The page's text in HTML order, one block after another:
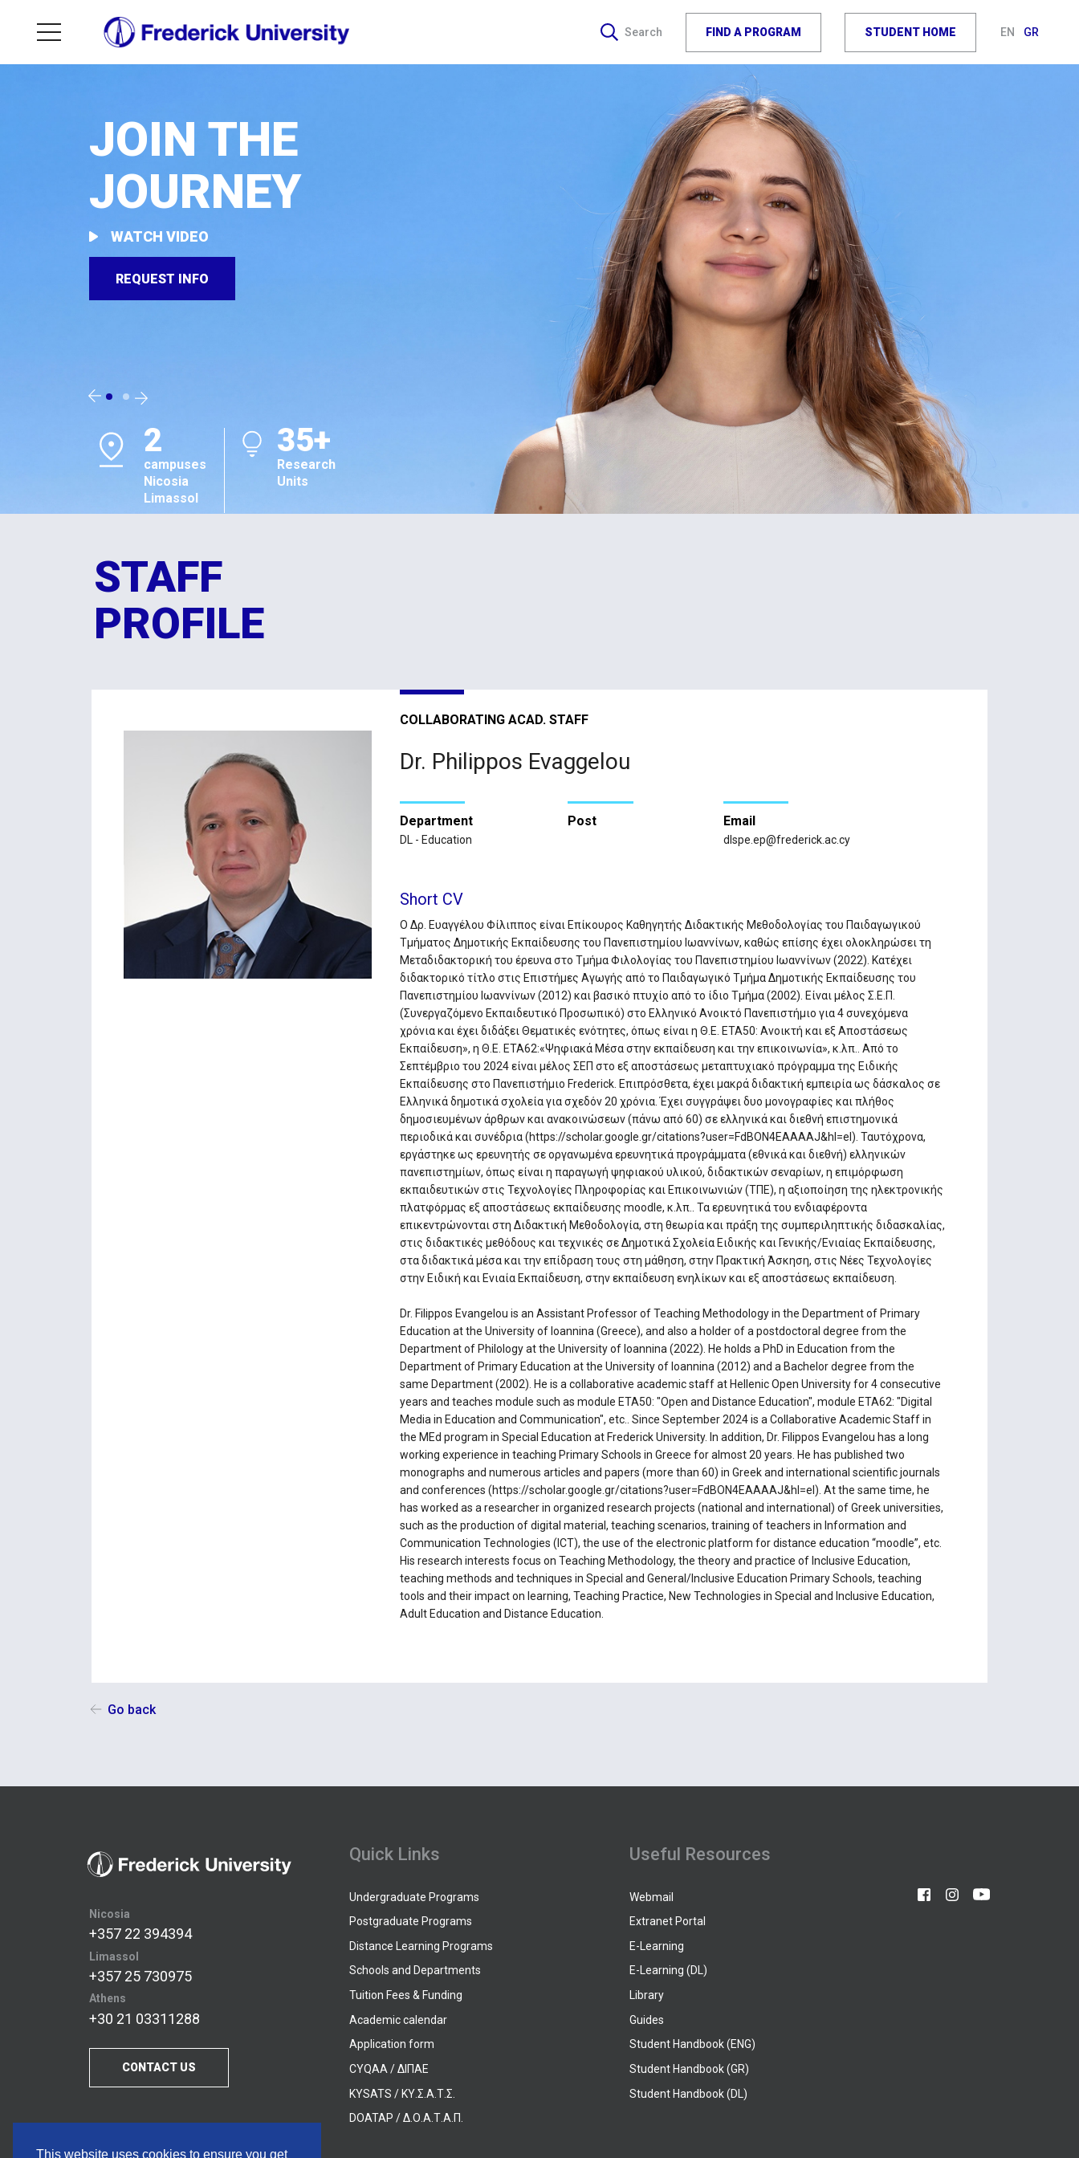
This website uses cookies to ensure you get
Search FIND A PROGRAM STUDENT HOME EN GR
JOIN THE
JOURNEY
WATCH VIDEO
REQUEST INFO
2
campuses
Nicosia
Limassol
35+
Research
Units
#1
in Cyprus
Sustainability
Ratings 2026
Ratings 2026
5
Schools
STAFF
PROFILE
COLLABORATING ACAD. STAFF
Dr. Philippos Evaggelou
Department
DL - Education
Post Email
dlspe.ep@frederick.ac.cy
Short CV
Ο Δρ. Ευαγγέλου Φίλιππος είναι Επίκουρος Καθηγητής Διδακτικής Μεθοδολογίας του Παιδαγωγικού
Τμήματος Δημοτικής Εκπαίδευσης του Πανεπιστημίου Ιωαννίνων, καθώς επίσης έχει ολοκληρώσει τη
Μεταδιδακτορική του έρευνα στο Τμήμα Φιλολογίας του Πανεπιστημίου Ιωαννίνων (2022). Κατέχει
διδακτορικό τίτλο στις Επιστήμες Αγωγής από το Παιδαγωγικό Τμήμα Δημοτικής Εκπαίδευσης του
Πανεπιστημίου Ιωαννίνων (2012) και βασικό πτυχίο από το ίδιο Τμήμα (2002). Είναι μέλος Σ.Ε.Π.
(Συνεργαζόμενο Εκπαιδευτικό Προσωπικό) στο Ελληνικό Ανοικτό Πανεπιστήμιο για 4 συνεχόμενα
χρόνια και έχει διδάξει Θεματικές ενότητες, όπως είναι η Θ.Ε. ΕΤΑ50: Ανοικτή και εξ Αποστάσεως
Εκπαίδευση», η Θ.Ε. ΕΤΑ62:«Ψηφιακά Μέσα στην εκπαίδευση και την επικοινωνία», κ.λπ.. Από το
Σεπτέμβριο του 2024 είναι μέλος ΣΕΠ στο εξ αποστάσεως μεταπτυχιακό πρόγραμμα της Ειδικής
Εκπαίδευσης στο Πανεπιστήμιο Frederick. Επιπρόσθετα, έχει μακρά διδακτική εμπειρία ως δάσκαλος σε
Ελληνικά δημοτικά σχολεία για σχεδόν 20 χρόνια. Έχει συγγράψει δυο μονογραφίες και πλήθος
δημοσιευμένων άρθρων και ανακοινώσεων (πάνω από 60) σε ελληνικά και διεθνή επιστημονικά
περιοδικά και συνέδρια (https://scholar.google.gr/citations?user=FdBON4EAAAAJ&hl=el). Ταυτόχρονα,
εργάστηκε ως ερευνητής σε οργανωμένα ερευνητικά προγράμματα (εθνικά και διεθνή) ελληνικών
πανεπιστημίων, όπως είναι η παραγωγή ψηφιακού υλικού, διδακτικών σεναρίων, η επιμόρφωση
εκπαιδευτικών στις Τεχνολογίες Πληροφορίας και Επικοινωνιών (ΤΠΕ), η αξιοποίηση της ηλεκτρονικής
πλατφόρμας εξ αποστάσεως εκπαίδευσης moodle, κ.λπ.. Τα ερευνητικά του ενδιαφέροντα
επικεντρώνονται στη Διδακτική Μεθοδολογία, στη θεωρία και πράξη της συμπεριληπτικής διδασκαλίας,
στις διδακτικές μεθόδους και τεχνικές σε Δημοτικά Σχολεία Ειδικής και Γενικής/Ενιαίας Εκπαίδευσης,
στα διδακτικά μέσα και την επίδραση τους στη μάθηση, στην Πρακτική Άσκηση, στις Νέες Τεχνολογίες
στην Ειδική και Ενιαία Εκπαίδευση, στην εκπαίδευση ενηλίκων και εξ αποστάσεως εκπαίδευση.
Dr. Filippos Evangelou is an Assistant Professor of Teaching Methodology in the Department of Primary
Education at the University of Ioannina (Greece), and also a holder of a postdoctoral degree from the
Department of Philology at the University of Ioannina (2022). Ηe holds a PhD in Education from the
Department of Primary Education at the University of Ioannina (2012) and a Bachelor degree from the
same Department (2002). Ηe is a collaborative academic staff at Hellenic Open University for 4 consecutive
years and teaches module such as module ETA50: "Open and Distance Education", module ETA62: "Digital
Media in Education and Communication", etc.. Since September 2024 is a Collaborative Academic Staff in
the MEd program in Special Education at Frederick University. In addition, Dr. Filippos Evangelou has a long
working experience in teaching Primary Schools in Greece for almost 20 years. He has published two
monographs and numerous articles and papers (more than 60) in Greek and international scientific journals
and conferences (https://scholar.google.gr/citations?user=FdBON4EAAAAJ&hl=el). At the same time, he
has worked as a researcher in organized research projects (national and international) of Greek universities,
such as the production of digital material, teaching scenarios, training of teachers in Information and
Communication Technologies (ICT), the use of the electronic platform for distance education “moodle”, etc.
His research interests focus on Teaching Methodology, the theory and practice of Ιnclusive Education,
teaching methods and techniques in Special and General/Inclusive Education Primary Schools, teaching
tools and their impact on learning, Teaching Practice, New Technologies in Special and Ιnclusive Education,
Adult Education and Distance Education.
Go back
Nicosia
+357 22 394394
Limassol
+357 25 730975
Athens
+30 21 03311288
CONTACT US
Quick Links
Undergraduate Programs
Postgraduate Programs
Distance Learning Programs
Schools and Departments
Tuition Fees & Funding
Academic calendar
Application form
CYQAA / ΔΙΠΑΕ
KYSATS / ΚΥ.Σ.Α.Τ.Σ.
DOATAP / Δ.Ο.Α.Τ.Α.Π.
Useful Resources
Webmail
Extranet Portal
E-Learning
E-Learning (DL)
Library
Guides
Student Handbook (ENG)
Student Handbook (GR)
Student Handbook (DL)